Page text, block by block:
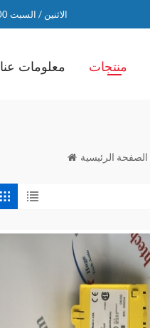
الاثنين / السبت 9.00 ص إلى 7:00 م
معلومات عنا منتجات
الصفحة الرئيسية